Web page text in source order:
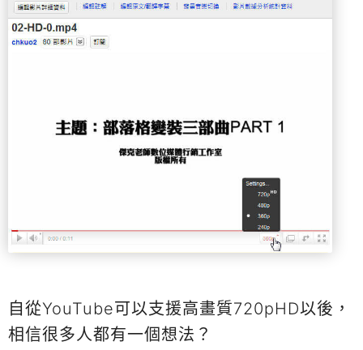
自從YouTube可以支援高畫質720pHD以後，
相信很多人都有一個想法？